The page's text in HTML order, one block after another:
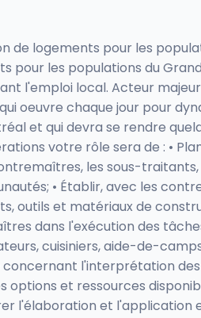
logements pour les
les populations du
l'emploi local. Acteur
oeuvre chaque jour pour
et qui devra se rendre
votre rôle sera de : •
les sous-
• Établir, avec les
et matériaux de
dans l'exécution des
cuisiniers, aide-de-
l'interprétation des
et ressources
l'élaboration et